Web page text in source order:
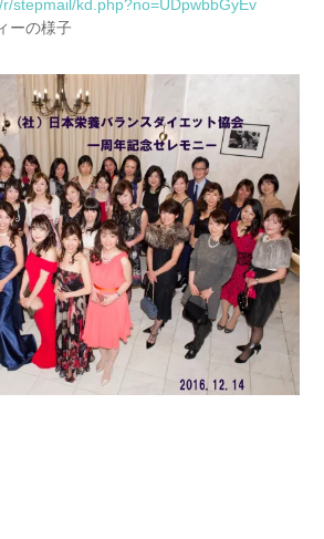
r/stepmail/kd.php?no=UDpwbbGyEv